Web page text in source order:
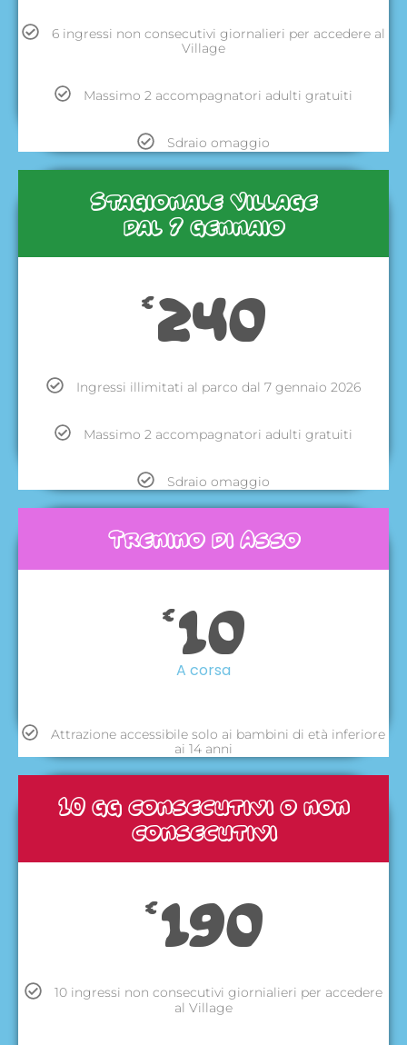
6 ingressi non consecutivi giornalieri per accedere al
Village
Massimo 2 accompagnatori adulti gratuiti
Sdraio omaggio
Stagionale Village
dal 7 gennaio
€240
Ingressi illimitati al parco dal 7 gennaio 2026
Massimo 2 accompagnatori adulti gratuiti
Sdraio omaggio
Trenino di Asso
€10
A corsa
Attrazione accessibile solo ai bambini di età inferiore
ai 14 anni
10 gg consecutivi o non
consecutivi
€190
10 ingressi non consecutivi giornialieri per accedere
al Village